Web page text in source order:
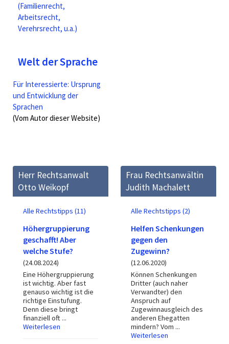
(Familienrecht,
Arbeitsrecht,
Verehrsrecht, u.a.)
Welt der Sprache
Für Interessierte: Ursprung
und Entwicklung der
Sprachen
(Vom Autor dieser Website)
Herr Rechtsanwalt
Otto Weikopf
Alle Rechtstipps (11)
Höhergruppierung
geschafft! Aber
welche Stufe?
(24.08.2024)
Eine Höhergruppierung
ist wichtig. Aber fast
genauso wichtig ist die
richtige Einstufung.
Denn diese bringt
finanziell oft ...
Weiterlesen
Frau Rechtsanwältin
Judith Machalett
Alle Rechtstipps (2)
Helfen Schenkungen
gegen den
Zugewinn?
(12.06.2020)
Können Schenkungen
Dritter (auch naher
Verwandter) den
Anspruch auf
Zugewinnausgleich des
anderen Ehegatten
mindern? Vom ...
Weiterlesen